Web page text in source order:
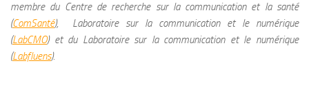
membre du Centre de recherche sur la communication et la santé
(ComSanté), Laboratoire sur la communication et le numérique
(LabCMO) et du Laboratoire sur la communication et le numérique
(Labfluens).